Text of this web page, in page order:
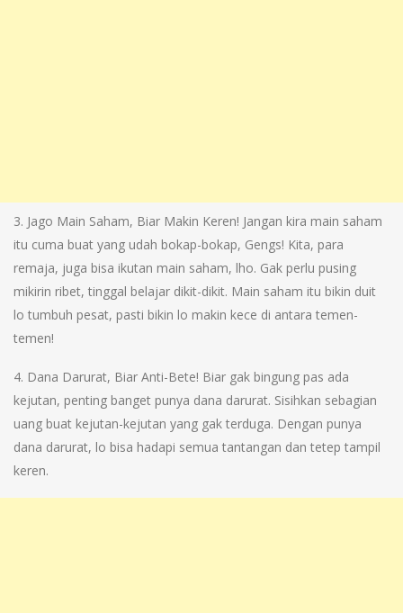
3. Jago Main Saham, Biar Makin Keren! Jangan kira main saham
itu cuma buat yang udah bokap-bokap, Gengs! Kita, para
remaja, juga bisa ikutan main saham, lho. Gak perlu pusing
mikirin ribet, tinggal belajar dikit-dikit. Main saham itu bikin duit
lo tumbuh pesat, pasti bikin lo makin kece di antara temen-
temen!
4. Dana Darurat, Biar Anti-Bete! Biar gak bingung pas ada
kejutan, penting banget punya dana darurat. Sisihkan sebagian
uang buat kejutan-kejutan yang gak terduga. Dengan punya
dana darurat, lo bisa hadapi semua tantangan dan tetep tampil
keren.